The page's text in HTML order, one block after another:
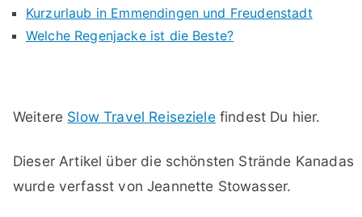
Kurzurlaub in Emmendingen und Freudenstadt
Welche Regenjacke ist die Beste?
Weitere Slow Travel Reisezielefindest Du hier.
Dieser Artikel über die schönsten Strände Kanadas
wurde verfasst von Jeannette Stowasser.